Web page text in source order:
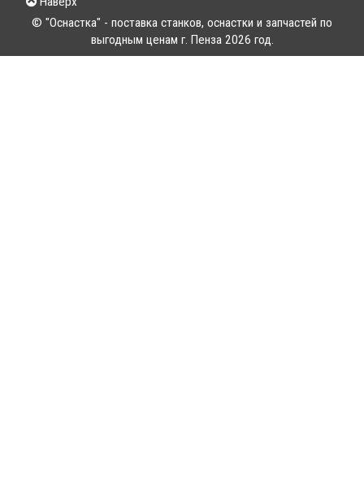
© "Оснастка" - поставка станков, оснастки и запчастей по
выгодным ценам г. Пенза 2026 год.